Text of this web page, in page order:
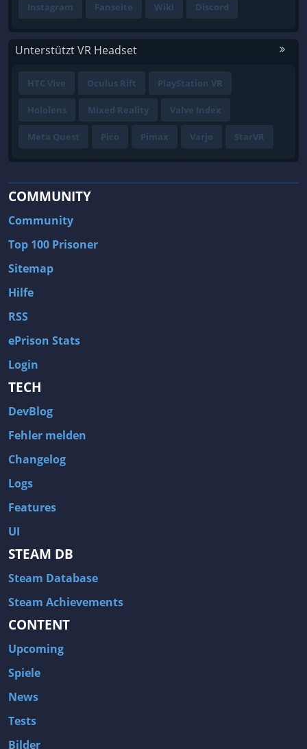
Instagram Fanseite Wiki Discord
Unterstützt VR Headset
HTC Vive Oculus Rift PlayStation VR
Hololens Mixed Reality Valve Index
Meta Quest Pico Pimax Varjo StarVR
COMMUNITY
Community
Top 100 Prisoner
Sitemap
Hilfe
RSS
ePrison Stats
Login
TECH
DevBlog
Fehler melden
Changelog
Logs
Features
UI
STEAM DB
Steam Database
Steam Achievements
CONTENT
Upcoming
Spiele
News
Tests
Bilder